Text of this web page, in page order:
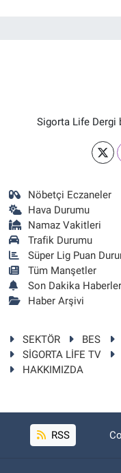
Sigorta Life Dergi
Nöbetçi Eczaneler
Hava Durumu
Namaz Vakitleri
Trafik Durumu
Süper Lig Puan
Tüm Manşetler
Son Dakika
Haber Arşivi
SEKTÖR BES
SİGORTA LİFE TV
HAKKIMIZDA
RSS